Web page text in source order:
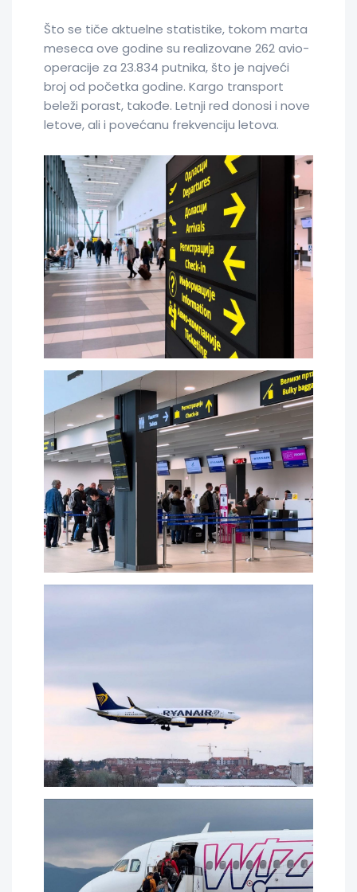
Što se tiče aktuelne statistike, tokom marta
meseca ove godine su realizovane 262 avio-
operacije za 23.834 putnika, što je najveći
broj od početka godine. Kargo transport
beleži porast, takođe. Letnji red donosi i nove
letove, ali i povećanu frekvenciju letova.